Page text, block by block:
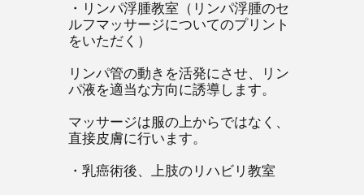
・リンパ浮腫教室（リンパ浮腫のセ
ルフマッサージについてのプリント
をいただく）
リンパ管の動きを活発にさせ、リン
パ液を適当な方向に誘導します。
マッサージは服の上からではなく、
直接皮膚に行います。
・乳癌術後、上肢のリハビリ教室